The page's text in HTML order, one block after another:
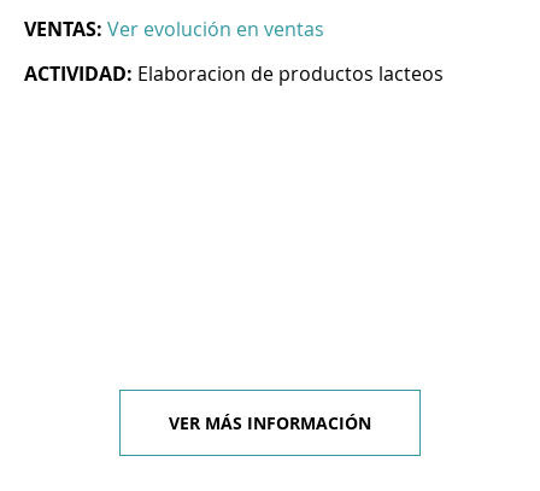
VENTAS: Ver evolución en ventas
ACTIVIDAD: Elaboracion de productos lacteos
VER MÁS INFORMACIÓN